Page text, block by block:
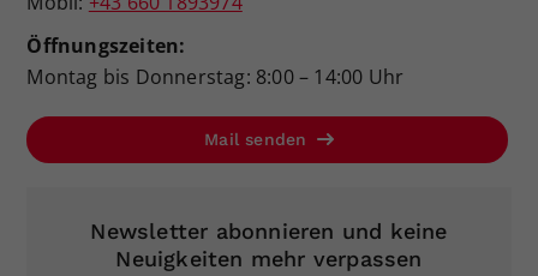
Öffnungszeiten:
Montag bis Donnerstag: 8:00 – 14:00 Uhr
Mail senden
Newsletter abonnieren und keine
Neuigkeiten mehr verpassen